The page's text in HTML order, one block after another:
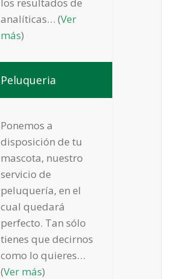
analíticas… (Ver
más)
Peluqueria
Ponemos a
disposición de tu
mascota, nuestro
servicio de
peluquería, en el
cual quedará
perfecto. Tan sólo
tienes que decirnos
como lo quieres…
(Ver más)